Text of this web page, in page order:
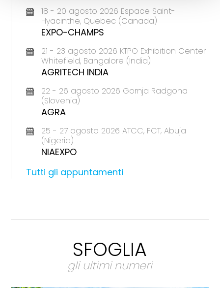
18 - 20 agosto 2026 Espace Saint-
Hyacinthe, Quebec (Canada)
EXPO-CHAMPS
21 - 23 agosto 2026 KTPO Exhibition Center
Whitefield, Bangalore (India)
AGRITECH INDIA
22 - 26 agosto 2026 Gornja Radgona
(Slovenia)
AGRA
25 - 27 agosto 2026 ATCC, FCT, Abuja
(Nigeria)
NIAEXPO
Tutti gli appuntamenti
SFOGLIA
gli ultimi numeri